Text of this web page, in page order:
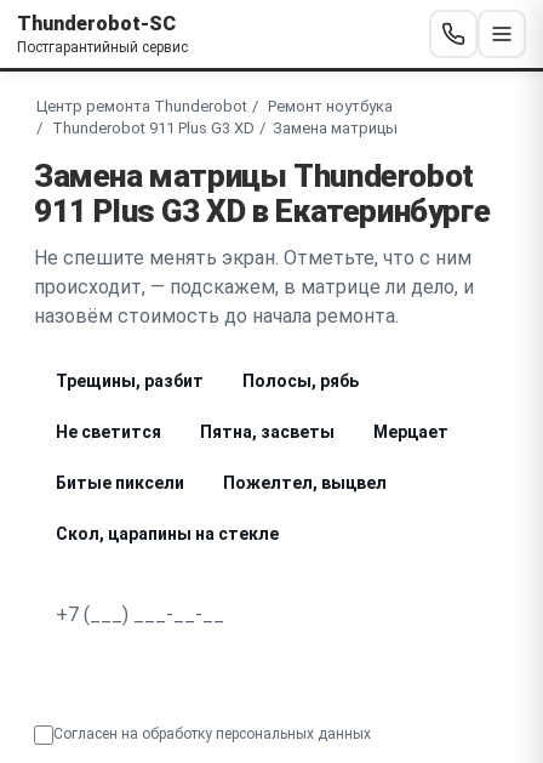
Thunderobot-SC
Постгарантийный сервис
Центр ремонта Thunderobot
Ремонт ноутбука
Thunderobot 911 Plus G3 XD
Замена матрицы
Замена матрицы Thunderobot
911 Plus G3 XD в Екатеринбурге
Не спешите менять экран. Отметьте, что с ним
происходит, — подскажем, в матрице ли дело, и
назовём стоимость до начала ремонта.
Трещины, разбит Полосы, рябь
Не светится Пятна, засветы Мерцает
Битые пиксели Пожелтел, выцвел
Скол, царапины на стекле
Погас после удара, падения
Согласен на обработку персональных данных